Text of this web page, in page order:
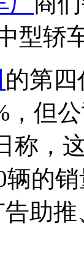
型轿
的第四
，但
称，
辆的
助